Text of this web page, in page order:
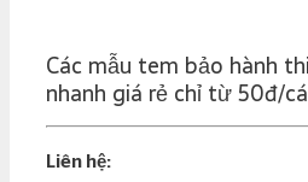
Các mẫu tem bảo hành
nhanh giá rẻ chỉ từ 50đ/
Liên hệ: